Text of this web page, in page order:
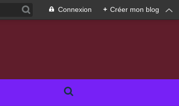
Connexion + Créer mon blog